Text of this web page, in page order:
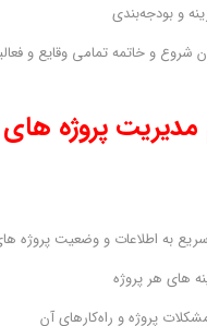
و بودجه‌بندي
شروع و خاتمه تمامی وقایع و
به اطلاعات و وضعیت پروژه
های هر پروژه
پروژه و راه‌کارهاي آن